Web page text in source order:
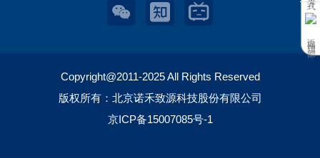
Copyright@2011-2025 All Rights Reserved
版权所有：北京诺禾致源科技股份有限公司
京ICP备15007085号-1
返回顶部